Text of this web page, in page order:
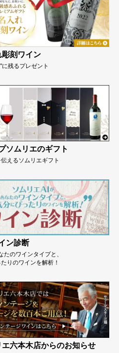
彫刻ワイン
に残るプレゼント
ソムリエのギフト
えるソムリエギフト
ン診断
たのワインタイプと、
りのワインを解析！
六本木店からのお知らせ